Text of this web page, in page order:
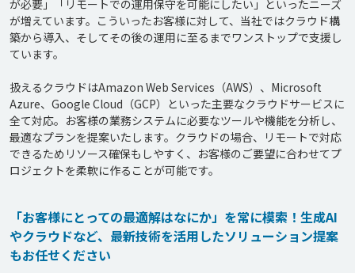
が必要」「リモートでの運用保守を可能にしたい」といったニーズ
が増えています。こういったお客様に対して、当社ではクラウド構
築から導入、そしてその後の運用に至るまでワンストップで支援し
ています。
扱えるクラウドはAmazon Web Services（AWS）、Microsoft
Azure、Google Cloud（GCP）といった主要なクラウドサービスに
全て対応。お客様の業務システムに必要なツールや機能を分析し、
最適なプランを提案いたします。クラウドの場合、リモートで対応
できるためリソース確保もしやすく、お客様のご要望に合わせてプ
「お客様にとっての最適解はなにか」を常に模索！生成AI
やクラウドなど、最新技術を活用したソリューション提案
もお任せください